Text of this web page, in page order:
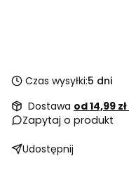
Czas wysyłki:5 dni
Dostawa od 14,99 zł
Zapytaj o produkt
Udostępnij